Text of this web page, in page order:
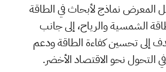
المعرض نماذج لأبحاث في الطاقة
الشمسية والرياح، إلى جانب
إلى تحسين كفاءة الطاقة ودعم
التحول نحو الاقتصاد الأخضر.